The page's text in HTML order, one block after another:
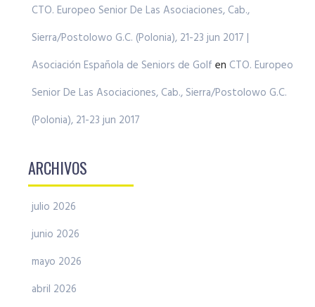
CTO. Europeo Senior De Las Asociaciones, Cab.,
Sierra/Postolowo G.C. (Polonia), 21-23 jun 2017 |
Asociación Española de Seniors de Golf en CTO. Europeo
Senior De Las Asociaciones, Cab., Sierra/Postolowo G.C.
(Polonia), 21-23 jun 2017
ARCHIVOS
julio 2026
junio 2026
mayo 2026
abril 2026